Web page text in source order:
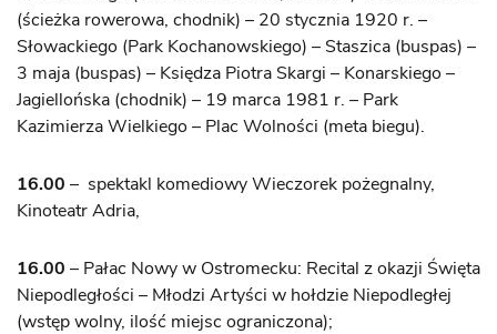
(ścieżka rowerowa, chodnik) – 20 stycznia 1920 r. –
Słowackiego (Park Kochanowskiego) – Staszica (buspas) –
3 maja (buspas) – Księdza Piotra Skargi – Konarskiego –
Jagiellońska (chodnik) – 19 marca 1981 r. – Park
Kazimierza Wielkiego – Plac Wolności (meta biegu).
16.00 – spektakl komediowy Wieczorek pożegnalny,
Kinoteatr Adria,
16.00 – Pałac Nowy w Ostromecku: Recital z okazji Święta
Niepodległości – Młodzi Artyści w hołdzie Niepodległej
(wstęp wolny, ilość miejsc ograniczona);